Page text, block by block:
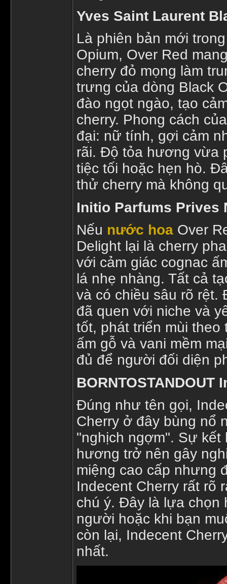
Yves Saint Laurent
Là phiên bản mới
Opium, Over Red
cherry đỏ mọng làm
trưng của dòng Black
đào ngọt ngào, tạo
cherry. Phong cách
đại: nữ tính, gợi cảm
rãi. Độ tỏa hương vừa
tiệc tối hoặc hẹn hò.
thử cherry mà không
Initio Parfums Prives
Nếu nước hoa Over
Delight lại là cherry
với cảm giác cognac
lá nhẹ nhàng. Tất cả
và có chiều sâu rõ rệt.
đã quen với niche và
tốt, phát triển mùi
ấm gỗ và vani mềm
đủ để người đối diện
BORNTOSTANDOUT
Đúng như tên gọi,
Cherry ở đây bùng nổ
"nghịch ngợm". Sự kết
hương trở nên gây
miệng cao cấp nhưng
Indecent Cherry rất rõ
chú ý. Đây là lựa chọn
người hoặc khi bạn
còn lại, Indecent
nhất.